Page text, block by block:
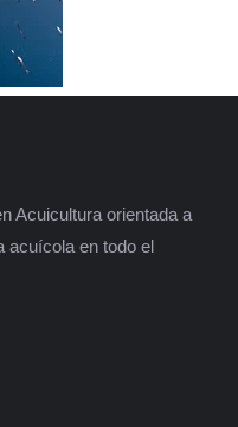
Acuicultura orientada a
acuícola en todo el